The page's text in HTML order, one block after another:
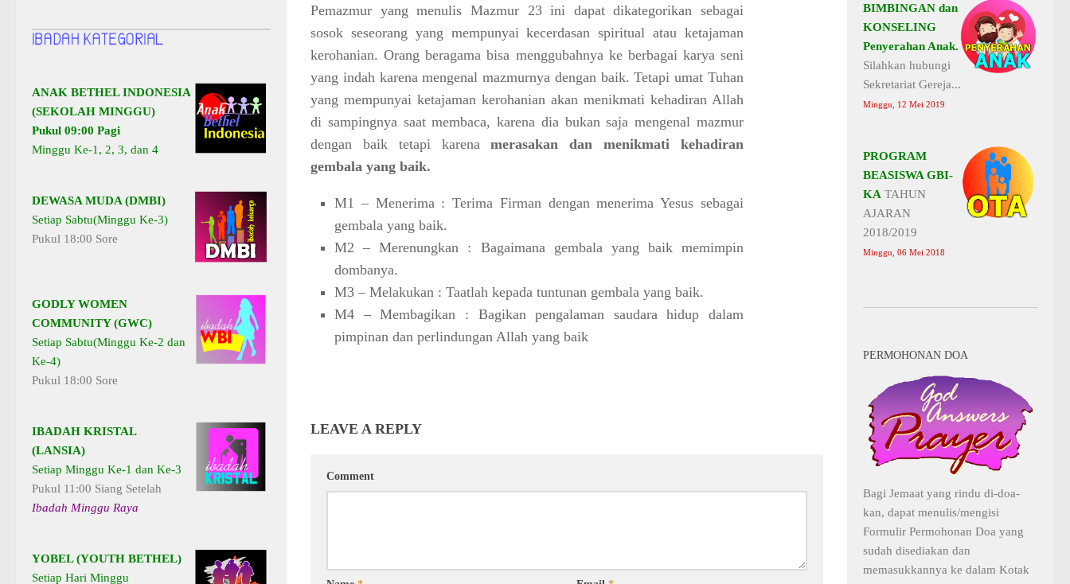
Pemazmur yang menulis Mazmur 23 ini dapat dikategorikan sebagai
sosok seseorang yang mempunyai kecerdasan spiritual atau ketajaman
kerohanian. Orang beragama bisa menggubahnya ke berbagai karya seni
yang indah karena mengenal mazmurnya dengan baik. Tetapi umat Tuhan
yang mempunyai ketajaman kerohanian akan menikmati kehadiran Allah
di sampingnya saat membaca, karena dia bukan saja mengenal mazmur
dengan baik tetapi karenamerasakan dan menikmati kehadiran
gembala yang baik.
M1 – Menerima : Terima Firman dengan menerima Yesus sebagai
gembala yang baik.
M2 – Merenungkan : Bagaimana gembala yang baik memimpin
dombanya.
M3 – Melakukan : Taatlah kepada tuntunan gembala yang baik.
M4 – Membagikan : Bagikan pengalaman saudara hidup dalam
pimpinan dan perlindungan Allah yang baik
LEAVE A REPLY
Comment
ANAK BETHEL INDONESIA
(SEKOLAH MINGGU)
Pukul 09:00 Pagi
Minggu Ke-1, 2, 3, dan 4
DEWASA MUDA (DMBI)
Setiap Sabtu(Minggu Ke-3)
Pukul 18:00 Sore
GODLY WOMEN
COMMUNITY (GWC)
Setiap Sabtu(Minggu Ke-2 dan
Ke-4)
Pukul 18:00 Sore
IBADAH KRISTAL
(LANSIA)
Setiap Minggu Ke-1 dan Ke-3
Pukul 11:00 Siang Setelah
Ibadah Minggu Raya
YOBEL (YOUTH BETHEL)
Setiap Hari Minggu
BIMBINGAN dan
KONSELING
Penyerahan Anak.
Silahkan hubungi
Sekretariat Gereja...
Minggu, 12 Mei 2019
PROGRAM
BEASISWA GBI-
KA TAHUN
AJARAN
2018/2019
Minggu, 06 Mei 2018
PERMOHONAN DOA
Bagi Jemaat yang rindu di-doa-
kan, dapat menulis/mengisi
Formulir Permohonan Doa yang
sudah disediakan dan
memasukkannya ke dalam Kotak